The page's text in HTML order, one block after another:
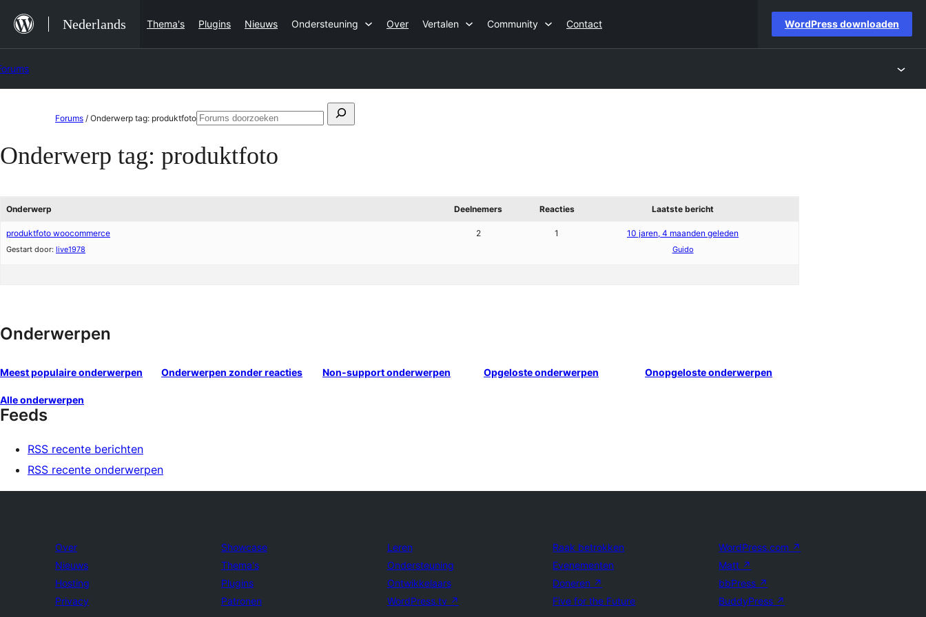
naar
de
inhoud
Nederlands Thema's Plugins Nieuws Ondersteuning Over Vertalen Community Contact WordPress downloaden
de
Forums / Onderwerp tag: produktfotoZoeken
Forums
Onderwerp tag: produktfoto
Onderwerp Deelnemers Reacties Laatste bericht
produktfoto woocommerce
Gestart door: live1978
2 1 10 jaren, 4 maanden geleden
Guido
Onderwerpen
Meest populaire onderwerpen Onderwerpen zonder reacties Non-support onderwerpen Opgeloste onderwerpen Onopgeloste onderwerpen
Alle onderwerpen
Feeds
RSS recente berichten
RSS recente onderwerpen
Over
Nieuws
Hosting
Privacy
Showcase
Thema's
Plugins
Patronen
Leren
Ondersteuning
Ontwikkelaars
WordPress.tv ↗
Raak betrokken
Evenementen
Doneren ↗
Five for the Future
WordPress.com ↗
Matt ↗
bbPress ↗
BuddyPress ↗